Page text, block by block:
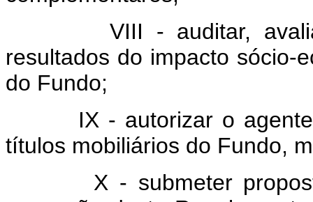
VIII - auditar, avaliar e
resultados do impacto sócio-
do Fundo;
IX - autorizar o agente
títulos mobiliários do Fundo,
X - submeter proposta